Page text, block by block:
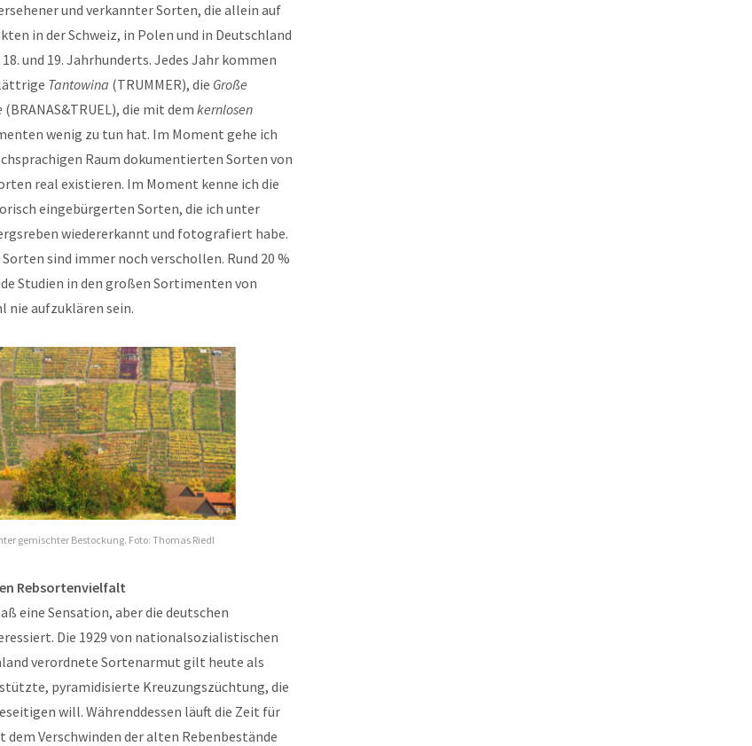
und verkannter Sorten, die allein auf
in der Schweiz, in Polen und in Deutschland
und 19. Jahrhunderts. Jedes Jahr kommen
Tantowina (TRUMMER), die Große
(BRANAS&TRUEL), die mit dem kernlosen
wenig zu tun hat. Im Moment gehe ich
Raum dokumentierten Sorten von
real existieren. Im Moment kenne ich die
eingebürgerten Sorten, die ich unter
wiedererkannt und fotografiert habe.
sind immer noch verschollen. Rund 20 %
Studien in den großen Sortimenten von
nie aufzuklären sein.
gemischter Bestockung. Foto: Thomas Riedl
Rebsortenvielfalt
eine Sensation, aber die deutschen
Die 1929 von nationalsozialistischen
verordnete Sortenarmut gilt heute als
pyramidisierte Kreuzungszüchtung, die
will. Währenddessen läuft die Zeit für
Verschwinden der alten Rebenbestände